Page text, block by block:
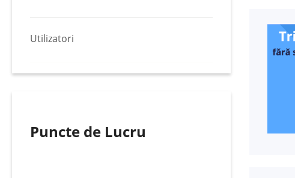
utilizatorului. Dupa care se apasa
Utilizatori
Puncte de Lucru